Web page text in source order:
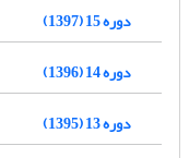
دوره 15 (1397)
دوره 14 (1396)
دوره 13 (1395)